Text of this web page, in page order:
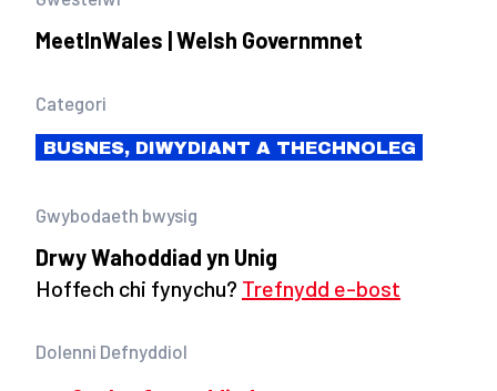
MeetInWales | Welsh Governmnet
Categori
BUSNES, DIWYDIANT A THECHNOLEG
Gwybodaeth bwysig
Drwy Wahoddiad yn Unig
Hoffech chi fynychu? Trefnydd e-bost
Dolenni Defnyddiol